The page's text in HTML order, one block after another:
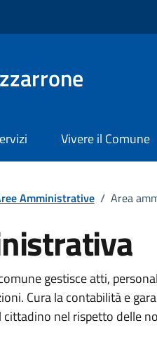
Vivere il Comune
Amministrative / Area
gestisce atti,
Cura la contabilità e
nel rispetto delle